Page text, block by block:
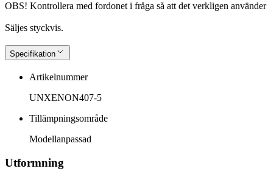
OBS! Kontrollera med fordonet i fråga så att det verkligen
Säljes styckvis.
Specifikation
Artikelnummer
UNXENON407-5
Tillämpningsområde
Modellanpassad
Utformning